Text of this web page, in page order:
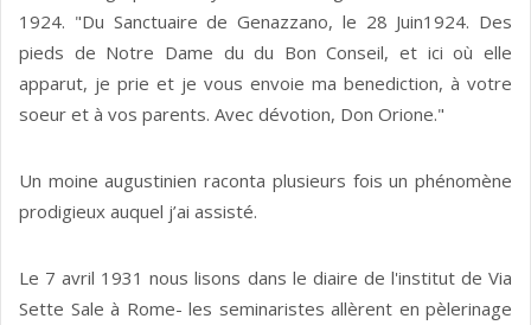
1924. "Du Sanctuaire de Genazzano, le 28 Juin1924. Des
pieds de Notre Dame du du Bon Conseil, et ici où elle
apparut, je prie et je vous envoie ma benediction, à votre
soeur et à vos parents. Avec dévotion, Don Orione."
Un moine augustinien raconta plusieurs fois un phénomène
prodigieux auquel j’ai assisté.
Le 7 avril 1931 nous lisons dans le diaire de l'institut de Via
Sette Sale à Rome- les seminaristes allèrent en pèlerinage